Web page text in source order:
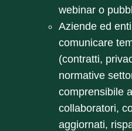
webinar o
Aziende ed
comunicare
(contratti,
normative
comprensibile
collaboratori,
aggiornati,